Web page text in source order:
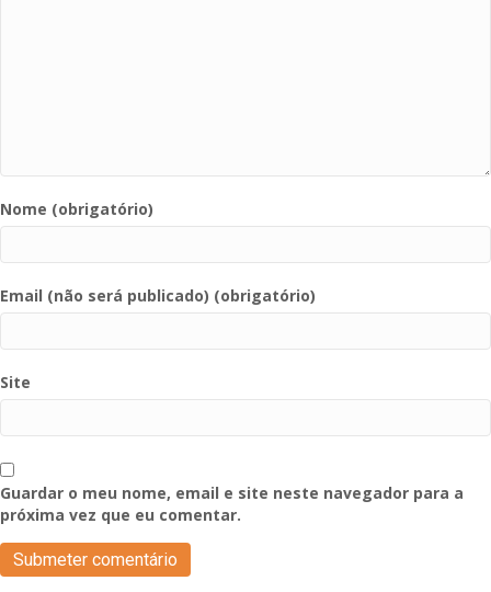
Nome (obrigatório)
Email (não será publicado) (obrigatório)
Site
Guardar o meu nome, email e site neste navegador para a
próxima vez que eu comentar.